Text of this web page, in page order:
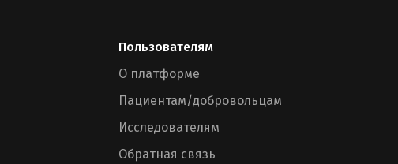
Пользователям
О платформе
Пациентам/добровольцам
Исследователям
Обратная связь